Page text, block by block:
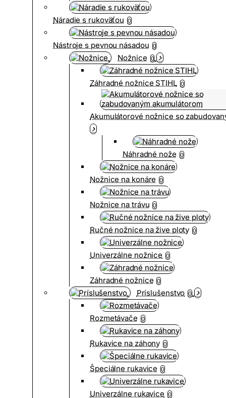
Náradie s rukoväťou 0
Nástroje s pevnou násadou 0
Nožnice 0
Záhradné nožnice STIHL 0
Akumulátorové nožnice so
Náhradné nože 0
Nožnice na konáre 0
Nožnice na trávu 0
Ručné nožnice na žive ploty 0
Univerzálne nožnice 0
Záhradné nožnice 0
Príslušenstvo 0
Rozmetávače 0
Rukavice na záhony 0
Špeciálne rukavice 0
Univerzálne rukavice 0